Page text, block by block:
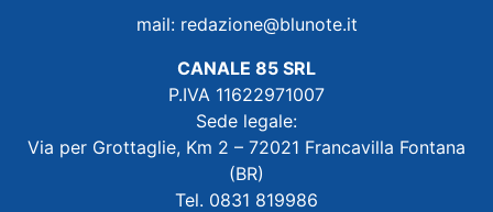
mail: redazione@blunote.it
CANALE 85 SRL
P.IVA 11622971007
Sede legale:
Via per Grottaglie, Km 2 – 72021 Francavilla Fontana
(BR)
Tel. 0831 819986